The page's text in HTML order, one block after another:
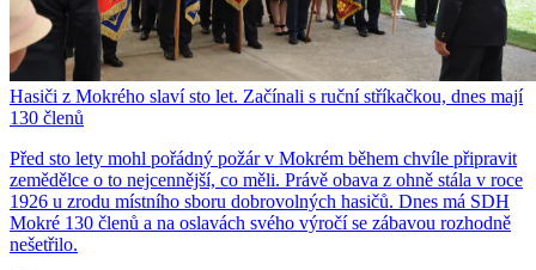
Hasiči z Mokrého slaví sto let. Začínali s ruční stříkačkou, dnes mají
130 členů
Před sto lety mohl pořádný požár v Mokrém během chvíle připravit
zemědělce o to nejcennější, co měli. Právě obava z ohně stála v roce
1926 u zrodu místního sboru dobrovolných hasičů. Dnes má SDH
Mokré 130 členů a na oslavách svého výročí se zábavou rozhodně
nešetřilo.